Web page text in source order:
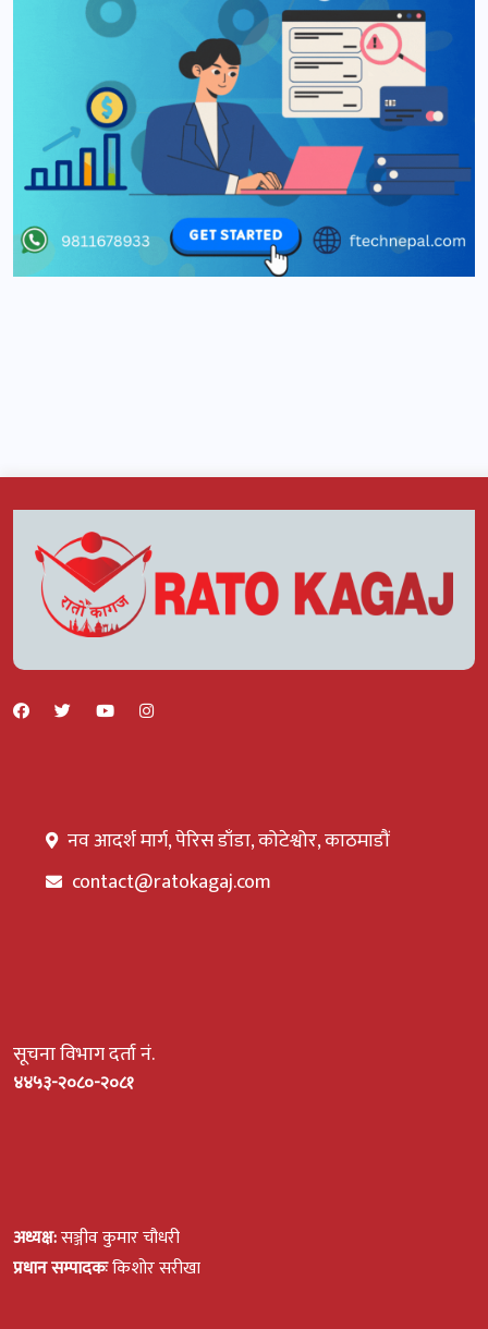
नव आदर्श मार्ग, पेरिस डाँडा, कोटेश्वोर, काठमाडौं
contact@ratokagaj.com
सूचना विभाग दर्ता नं.
४४५३-२०८०-२०८१
अध्यक्ष:सञ्जीव कुमार चौधरी
प्रधान सम्पादकःकिशोर सरीखा